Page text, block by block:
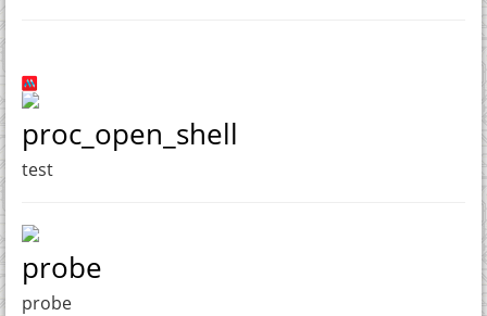
proc_open_shell
test
probe
probe